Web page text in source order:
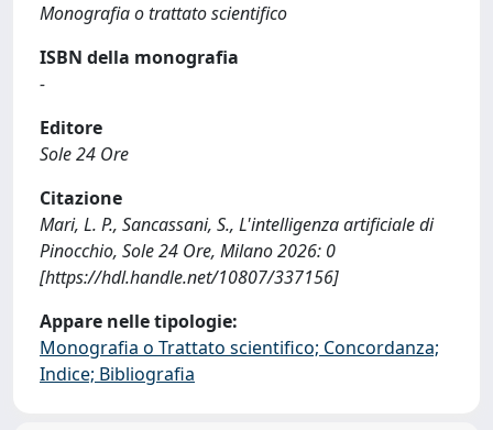
Monografia o trattato scientifico
ISBN della monografia
-
Editore
Sole 24 Ore
Citazione
Mari, L. P., Sancassani, S., L'intelligenza artificiale di
Pinocchio, Sole 24 Ore, Milano 2026: 0
[https://hdl.handle.net/10807/337156]
Appare nelle tipologie:
Monografia o Trattato scientifico; Concordanza;
Indice; Bibliografia